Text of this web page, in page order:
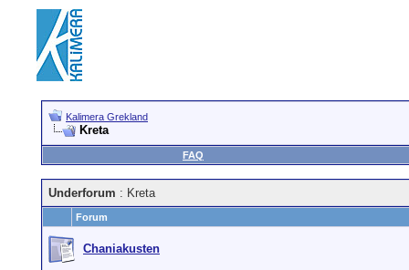
Kalimera Grekland
Kreta
FAQ
Underforum : Kreta
Forum
Chaniakusten